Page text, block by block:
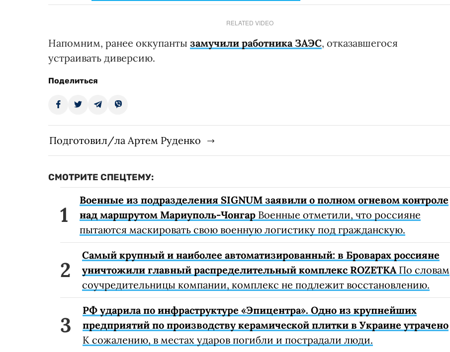
RELATED VIDEO
Напомним, ранее оккупанты замучили работника ЗАЭС, отказавшегося
устраивать диверсию.
Поделиться
Подготовил/ла Артем Руденко
СМОТРИТЕ СПЕЦТЕМУ:
Военные из подразделения SIGNUM заявили о полном огневом контроле
над маршрутом Мариуполь-Чонгар Военные отметили, что россияне
пытаются маскировать свою военную логистику под гражданскую.
Самый крупный и наиболее автоматизированный: в Броварах россияне
уничтожили главный распределительный комплекс ROZETKAПо словам
соучредительницы компании, комплекс не подлежит восстановлению.
РФ ударила по инфраструктуре «Эпицентра». Одно из крупнейших
предприятий по производству керамической плитки в Украине утрачено
К сожалению, в местах ударов погибли и пострадали люди.